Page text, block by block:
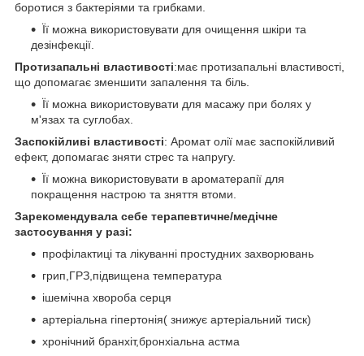
боротися з бактеріями та грибками.
Її можна використовувати для очищення шкіри та
дезінфекції.
Протизапальні властивості:має протизапальні властивості,
що допомагає зменшити запалення та біль.
Її можна використовувати для масажу при болях у
м'язах та суглобах.
Заспокійливі властивості: Аромат олії має заспокійливий
ефект, допомагає зняти стрес та напругу.
Її можна використовувати в ароматерапії для
покращення настрою та зняття втоми.
Зарекомендувала себе терапевтичне/медічне
застосування у разі:
профілактиці та лікуванні простудних захворювань
грип,ГРЗ,підвищена температура
ішемічна хвороба серця
артеріальна гіпертонія( знижує артеріальний тиск)
хронічний бранхіт,бронхіальна астма